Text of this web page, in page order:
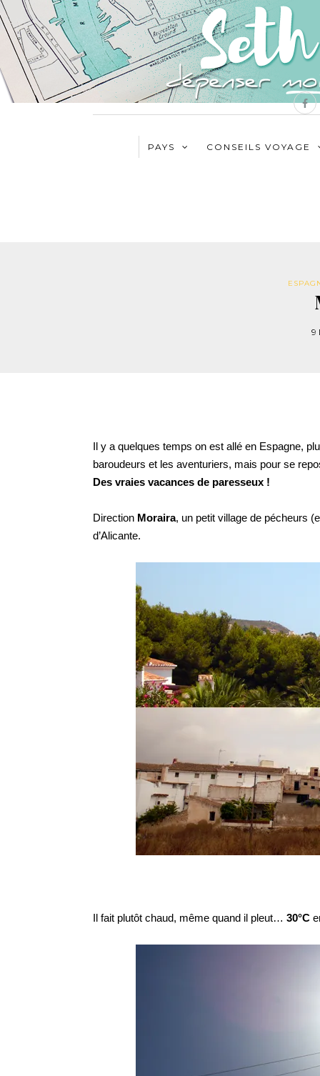
PAYS CONSEILS VOYAGE
9
Il y a quelques temps on est allé en Espagne,
baroudeurs et les aventuriers, mais pour se
Des vraies vacances de paresseux !
Direction Moraira, un petit village de pécheurs
d’Alicante.
Il fait plutôt chaud, même quand il pleut… 30°C